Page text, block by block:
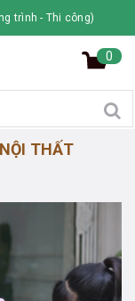
trình - Thi công)
0
THẤT